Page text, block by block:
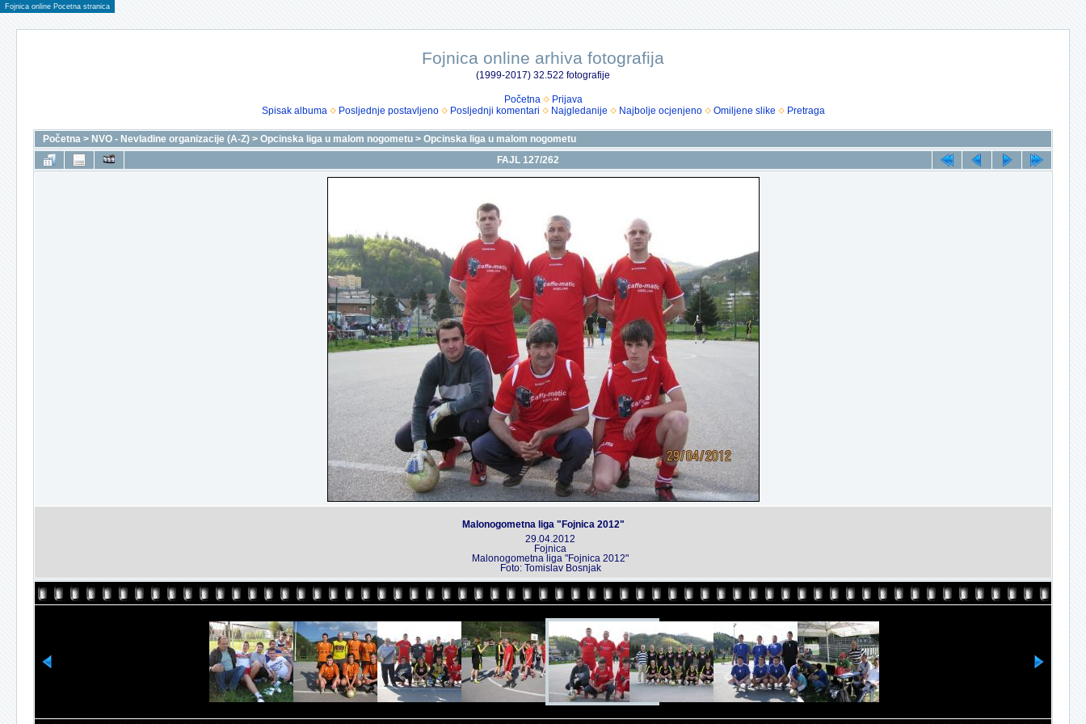
Fojnica online Pocetna stranica
Fojnica online arhiva fotografija
(1999-2017) 32.522 fotografije
Početna
Prijava
Spisak albuma
Posljednje postavljeno Posljednji komentari Najgledanije Najbolje ocjenjeno Omiljene slike Pretraga
Početna > NVO - Nevladine organizacije (A-Z) > Opcinska liga u malom nogometu > Opcinska liga u malom nogometu
FAJL 127/262
Malonogometna liga "Fojnica 2012"
29.04.2012
Fojnica
Malonogometna liga "Fojnica 2012"
Foto: Tomislav Bosnjak